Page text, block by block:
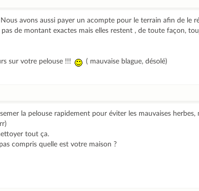
avons aussi payer un acompte pour le terrain afin de le
de montant exactes mais elles restent , de toute façon,
sur votre pelouse !!! ( mauvaise blague, désolé)
la pelouse rapidement pour éviter les mauvaises herbes,
tout ça.
compris quelle est votre maison ?